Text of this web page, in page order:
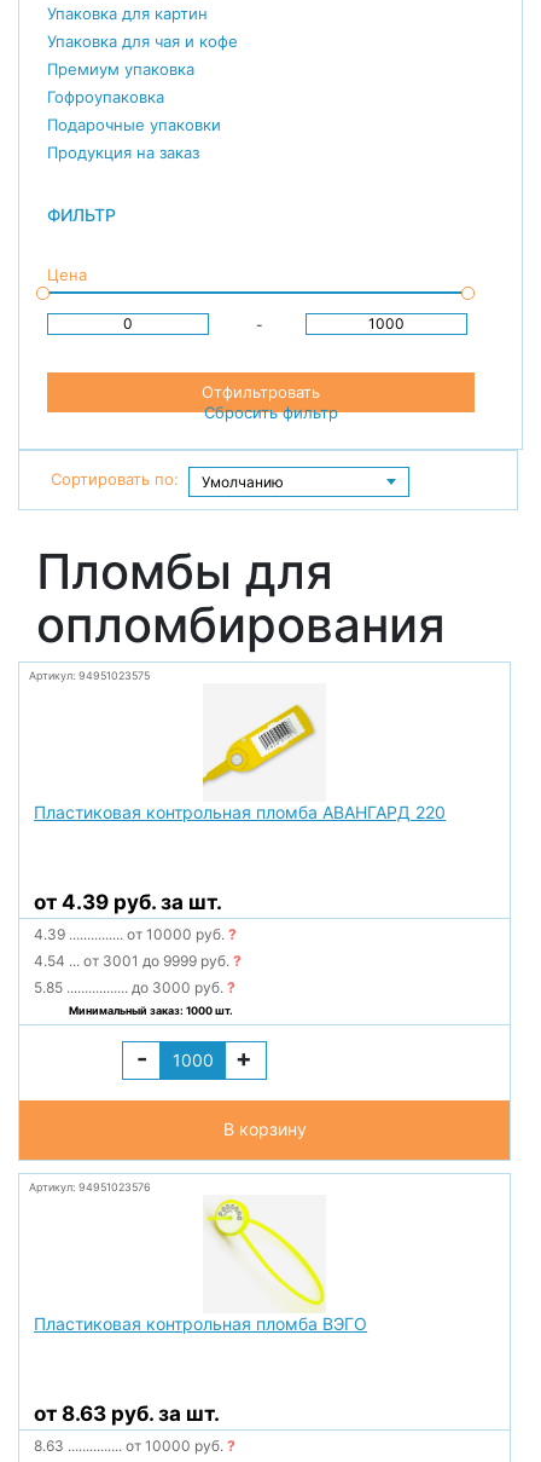
Упаковка для картин
Упаковка для чая и кофе
Премиум упаковка
Гофроупаковка
Подарочные упаковки
Продукция на заказ
ФИЛЬТР
Цена
-
Отфильтровать
Сбросить фильтр
Сортировать по:
Пломбы для
опломбирования
Артикул: 94951023575
Пластиковая контрольная пломба АВАНГАРД 220
от 4.39 руб. за шт.
4.39 ............... от 10000 руб.?
4.54 ... от 3001 до 9999 руб.?
5.85 ................. до 3000 руб.?
Минимальный заказ: 1000 шт.
- +
В корзину
Артикул: 94951023576
Пластиковая контрольная пломба ВЭГО
от 8.63 руб. за шт.
8.63 ............... от 10000 руб.?